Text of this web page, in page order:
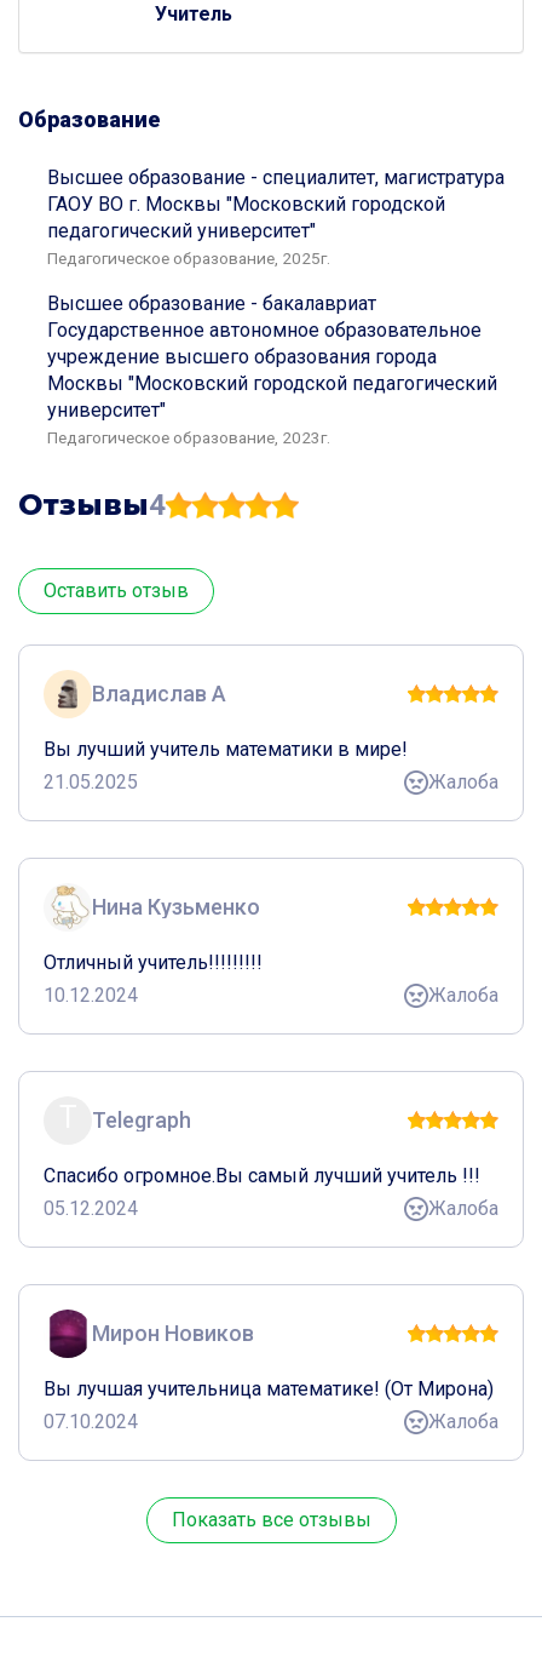
Учитель
Образование
Высшее образование - специалитет, магистратура
ГАОУ ВО г. Москвы "Московский городской
педагогический университет"
Педагогическое образование, 2025г.
Высшее образование - бакалавриат
Государственное автономное образовательное
учреждение высшего образования города
Москвы "Московский городской педагогический
университет"
Педагогическое образование, 2023г.
Отзывы4
Оставить отзыв
Владислав А
Вы лучший учитель математики в мире!
21.05.2025
Жалоба
Нина Кузьменко
Отличный учитель!!!!!!!!!
10.12.2024
Жалоба
Telegraph
Спасибо огромное.Вы самый лучший учитель !!!
05.12.2024
Жалоба
Мирон Новиков
Вы лучшая учительница математике! (От Мирона)
07.10.2024
Жалоба
Показать все отзывы